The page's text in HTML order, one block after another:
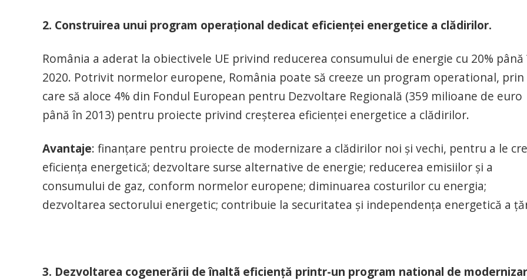
2. Construirea unui program operaţional dedicat eficienţei energetice a clădirilor.
România a aderat la obiectivele UE privind reducerea consumului de energie cu 20% până
2020. Potrivit normelor europene, România poate să creeze un program operational, prin
care să aloce 4% din Fondul European pentru Dezvoltare Regională (359 milioane de euro
până în 2013) pentru proiecte privind creșterea eficienței energetice a clădirilor.
Avantaje: finanțare pentru proiecte de modernizare a clădirilor noi și vechi, pentru a le
eficiența energetică; dezvoltare surse alternative de energie; reducerea emisiilor și a
consumului de gaz, conform normelor europene; diminuarea costurilor cu energia;
dezvoltarea sectorului energetic; contribuie la securitatea și independența energetică a
3. Dezvoltarea cogenerării de înaltã eficienţă printr-un program national de